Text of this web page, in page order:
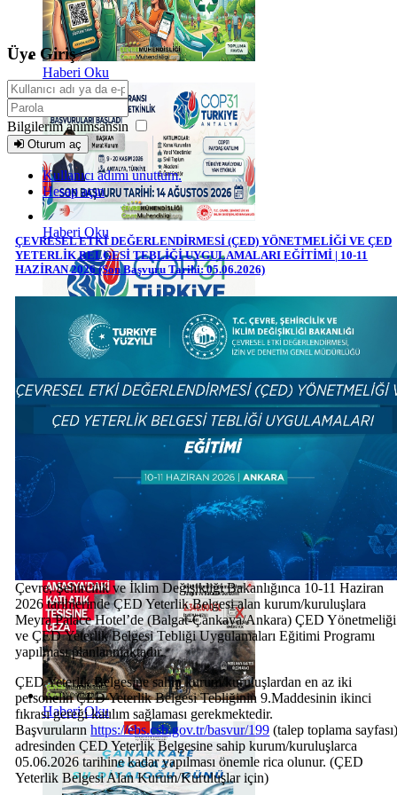
Haberi Oku
Haberi Oku
Haberi Oku
Haberi Oku
Haberi Oku
Üye Giriş
Bilgilerim anımsansın
Oturum aç
Kullanıcı adımı unuttum.
Hesap açın
ÇEVRESEL ETKİ DEĞERLENDİRMESİ (ÇED) YÖNETMELİĞİ VE ÇED
YETERLİK BELGESİ TEBLİĞİ UYGULAMALARI EĞİTİMİ | 10-11
HAZİRAN 2026 (Son Başvuru Tarihi: 05.06.2026)
Çevre, Şehircilik ve İklim Değişikliği Bakanlığınca 10-11 Haziran
2026 tarihlerinde ÇED Yeterlik Belgesi alan kurum/kuruluşlara
Meyra Palace Hotel’de (Balgat-Çankaya/Ankara) ÇED Yönetmeliği
ve ÇED Yeterlik Belgesi Tebliği Uygulamaları Eğitimi Programı
yapılması planlanmaktadır.
ÇED Yeterlik Belgesine sahip kurum/kuruluşlardan en az iki
personelin ÇED Yeterlik Belgesi Tebliğinin 9.Maddesinin ikinci
fıkrası gereği katılım sağlaması gerekmektedir.
Başvurularınhttps://ebs.csb.gov.tr/basvur/199 (talep toplama
adresinden ÇED Yeterlik Belgesine sahip kurum/kuruluşlarca
05.06.2026 tarihine kadar yapılması önemle rica olunur. (ÇED
Yeterlik Belgesi Alan Kurum/Kuruluşlar için)